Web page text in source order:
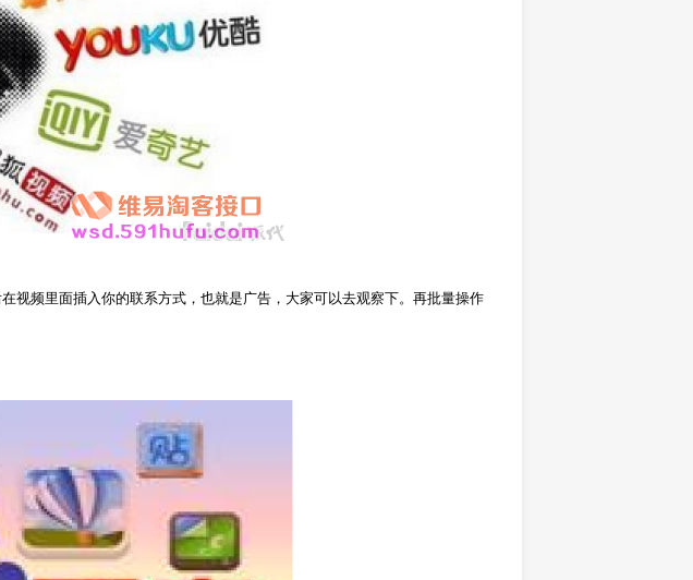
视频里面插入你的联系方式，也就是广告，大家可以去观察下。再批量操作